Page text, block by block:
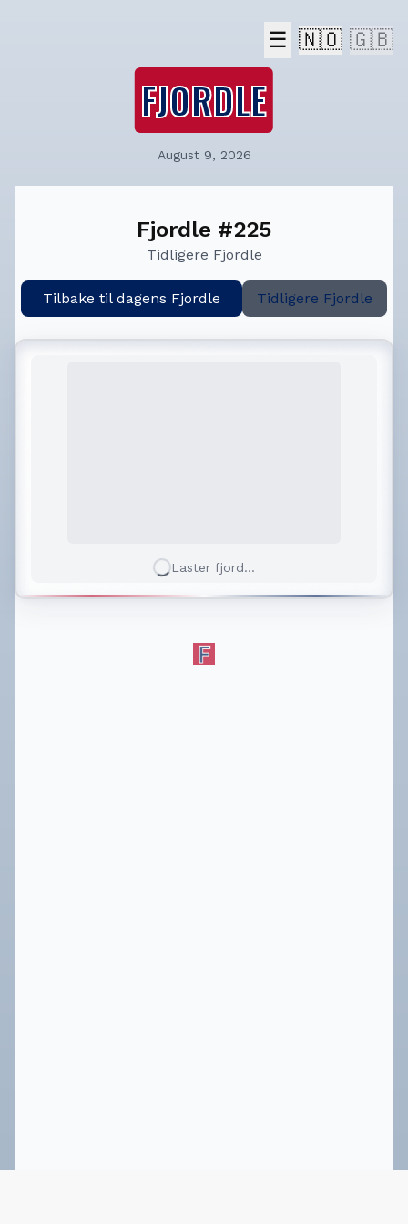
☰ 🇳🇴 🇬🇧
FJORDLE
August 9, 2026
Fjordle #225
Tidligere Fjordle
Tilbake til dagens Fjordle Tidligere Fjordle
Laster fjord...